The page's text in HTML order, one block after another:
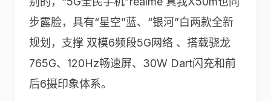
步露脸，具有“星空”蓝、“银河”白两款全新
规划，支撑 双模6频段5G网络 、搭载骁龙
765G、120Hz畅速屏、30W Dart闪充和前
后6摄印象体系。